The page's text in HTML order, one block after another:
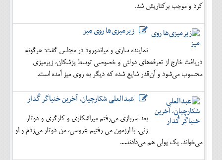
کرد و موجب برکناریش شد.
زیرمیزی‌ها روی میز
نماینده ساری و میاندورود در مجلس گفت: هرگونه
دریافت خارج از تعرفه‌های دولتی و خصوصی توسط پزشکان، زیرمیزی
محسوب می‌شود و آن‌قدر شایع شده که دیگر به روی میز آمده است.
عبدالعلی شکارچیان، آخرین خنیاگر گُدار
بعد سربازی می‌رفتم میراشکاری و کارگری و دوتار
زنی. با ارزمون می رفتیم عروسی، من دوتار می‌زدم و او
می‌خواند. یک پولی هم می‌دادند....